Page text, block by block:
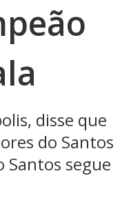
disse que
do Santos
Santos segue